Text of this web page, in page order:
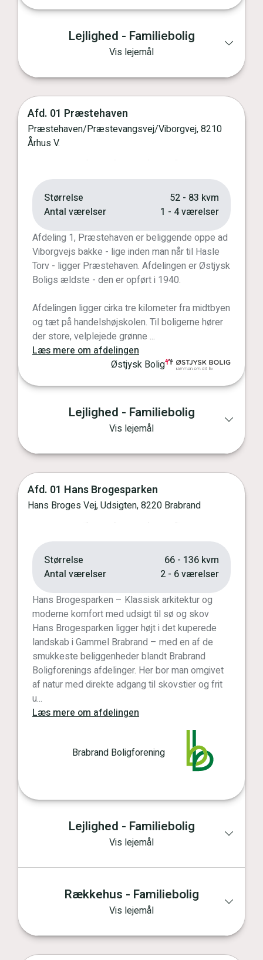
Lejlighed - Familiebolig
Vis lejemål
Afd. 01 Præstehaven
Præstehaven/Præstevangsvej/Viborgvej, 8210
Århus V.
Forrige
Størrelse
52 - 83 kvm
Antal værelser
1 - 4 værelser
Afdeling 1, Præstehaven er beliggende oppe ad
Viborgvejs bakke - lige inden man når til Hasle
Torv - ligger Præstehaven. Afdelingen er Østjysk
Boligs ældste - den er opført i 1940.
Afdelingen ligger cirka tre kilometer fra midtbyen
og tæt på handelshøjskolen. Til boligerne hører
der store, velplejede grønne ...
Læs mere om afdelingen
Østjysk Bolig
Lejlighed - Familiebolig
Vis lejemål
Afd. 01 Hans Brogesparken
Hans Broges Vej, Udsigten, 8220 Brabrand
Forrige
Vis kort
Størrelse
66 - 136 kvm
Antal værelser
2 - 6 værelser
Hans Brogesparken – Klassisk arkitektur og
moderne komfort med udsigt til sø og skov
Hans Brogesparken ligger højt i det kuperede
landskab i Gammel Brabrand – med en af de
smukkeste beliggenheder blandt Brabrand
Boligforenings afdelinger. Her bor man omgivet
af natur med direkte adgang til skovstier og frit
u...
Læs mere om afdelingen
Brabrand Boligforening
Lejlighed - Familiebolig
Vis lejemål
Rækkehus - Familiebolig
Vis lejemål